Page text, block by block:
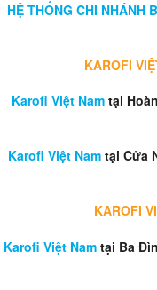
HỆ THỐNG CHI NHÁNH
KAROFI
Karofi Việt Namtại
Karofi Việt Nam tại Cửa
KAROFI
Karofi Việt Nam tại Ba